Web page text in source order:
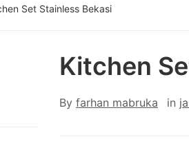
Set Stainless Bekasi
Kitchen
By farhan mabruka in